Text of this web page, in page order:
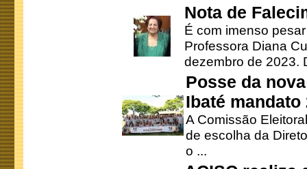
Nota de
É com imenso
Professora Diana
dezembro de 2023.
Posse da
Ibaté mandato
A Comissão
de escolha da
o ...